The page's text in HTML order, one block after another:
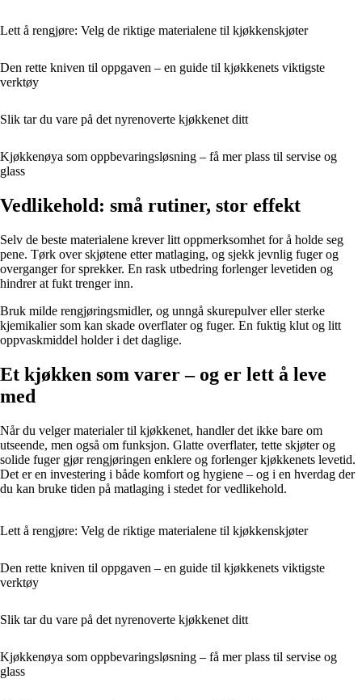
Lett å rengjøre: Velg de riktige materialene til kjøkkenskjøter
Den rette kniven til oppgaven – en guide til kjøkkenets viktigste
verktøy
Slik tar du vare på det nyrenoverte kjøkkenet ditt
Kjøkkenøya som oppbevaringsløsning – få mer plass til servise og
glass
Vedlikehold: små rutiner, stor effekt
Selv de beste materialene krever litt oppmerksomhet for å holde seg
pene. Tørk over skjøtene etter matlaging, og sjekk jevnlig fuger og
overganger for sprekker. En rask utbedring forlenger levetiden og
hindrer at fukt trenger inn.
Bruk milde rengjøringsmidler, og unngå skurepulver eller sterke
kjemikalier som kan skade overflater og fuger. En fuktig klut og litt
oppvaskmiddel holder i det daglige.
Et kjøkken som varer – og er lett å leve
med
Når du velger materialer til kjøkkenet, handler det ikke bare om
utseende, men også om funksjon. Glatte overflater, tette skjøter og
solide fuger gjør rengjøringen enklere og forlenger kjøkkenets levetid.
Det er en investering i både komfort og hygiene – og i en hverdag der
du kan bruke tiden på matlaging i stedet for vedlikehold.
Lett å rengjøre: Velg de riktige materialene til kjøkkenskjøter
Den rette kniven til oppgaven – en guide til kjøkkenets viktigste
verktøy
Slik tar du vare på det nyrenoverte kjøkkenet ditt
Kjøkkenøya som oppbevaringsløsning – få mer plass til servise og
glass